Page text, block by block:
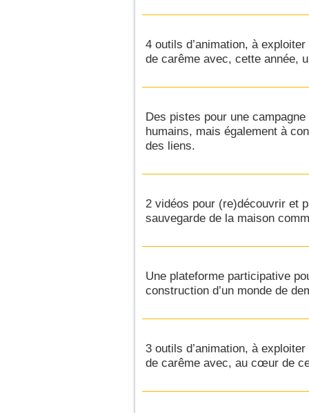
4 outils d’animation, à
de carême avec, cette année,
Des pistes pour une
humains, mais également à
des liens.
2 vidéos pour (re)découvrir et
sauvegarde de la maison
Une plateforme participative
construction d’un monde de
3 outils d’animation, à
de carême avec, au cœur de